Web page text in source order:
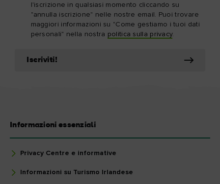
l'iscrizione in qualsiasi momento cliccando su
"annulla iscrizione" nelle nostre email. Puoi trovare
maggiori informazioni su "Come gestiamo i tuoi dati
personali" nella nostra politica sulla privacy.
Iscriviti!
Informazioni essenziali
Privacy Centre e informative
Informazioni su Turismo Irlandese